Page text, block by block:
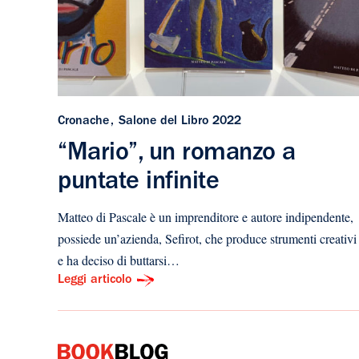
Cronache Salone del Libro 2022
“Mario”, un romanzo a
puntate infinite
Matteo di Pascale è un imprenditore e autore indipendente,
possiede un’azienda, Sefirot, che produce strumenti creativi
e ha deciso di buttarsi…
Leggi articolo